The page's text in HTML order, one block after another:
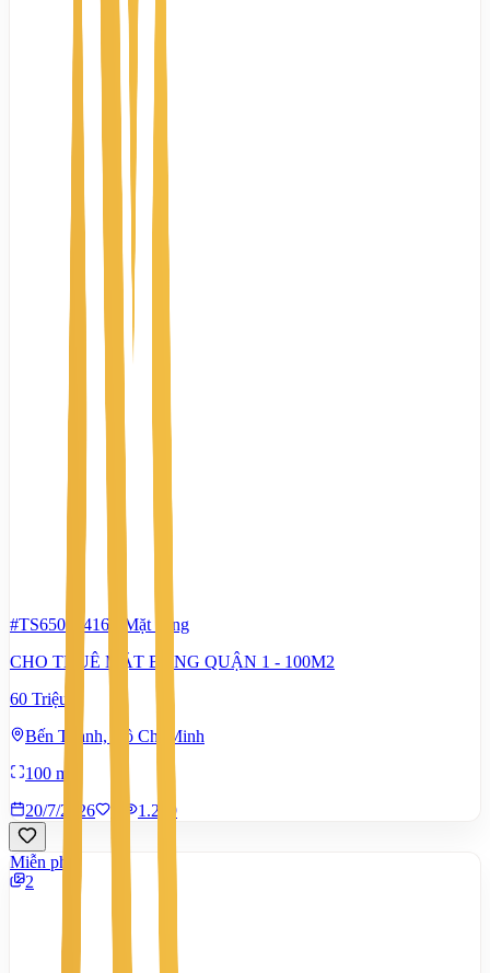
#TS65022416
Mặt bằng
CHO THUÊ MẶT BẰNG QUẬN 1 - 100M2
60 Triệu
Bến Thành, Hồ Chí Minh
100 m²
20/7/2026
1.209
Miễn phí
2